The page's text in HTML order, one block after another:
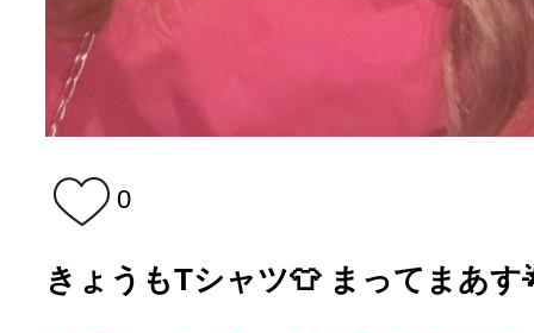
0
きょうもTシャツ👕 まってまあす